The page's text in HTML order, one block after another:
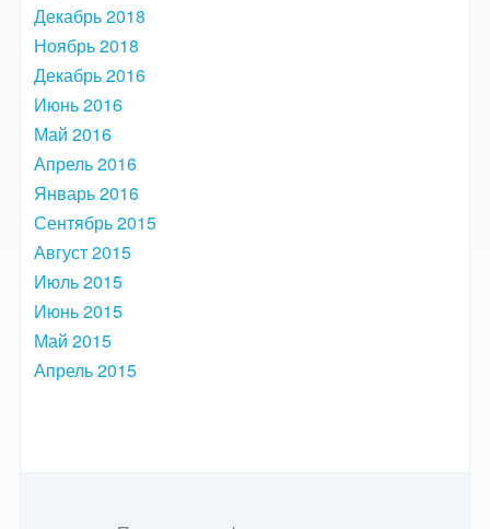
Декабрь 2018
Ноябрь 2018
Декабрь 2016
Июнь 2016
Май 2016
Апрель 2016
Январь 2016
Сентябрь 2015
Август 2015
Июль 2015
Июнь 2015
Май 2015
Апрель 2015